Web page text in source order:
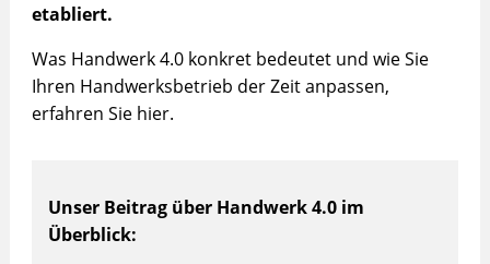
etabliert.
Was Handwerk 4.0 konkret bedeutet und wie Sie
Ihren Handwerksbetrieb der Zeit anpassen,
erfahren Sie hier.
Unser Beitrag über Handwerk 4.0 im
Überblick: